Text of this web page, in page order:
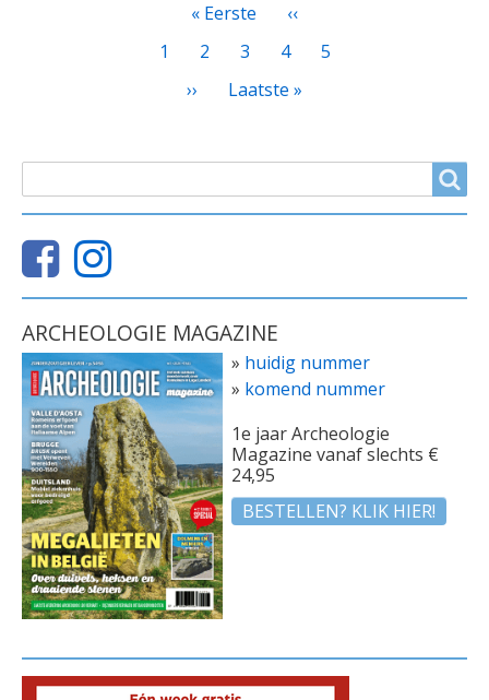
Eerste
pagina
« Eerste
Vorige
pagina
‹‹
Page
1
Huidige
pagina
2 Page
3 Page
4 Page
5
Volgende
››
Laatste
Laatste »
ARCHEOLOGIE MAGAZINE
» huidig nummer
» komend nummer
1e jaar Archeologie
Magazine vanaf slechts €
24,95
BESTELLEN? KLIK HIER!